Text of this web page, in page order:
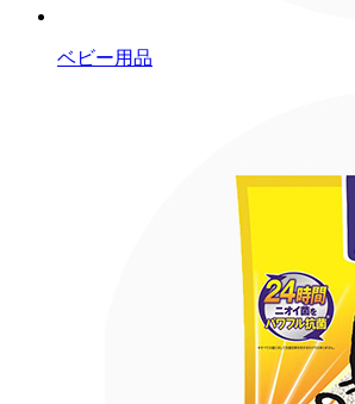
ベビー用品